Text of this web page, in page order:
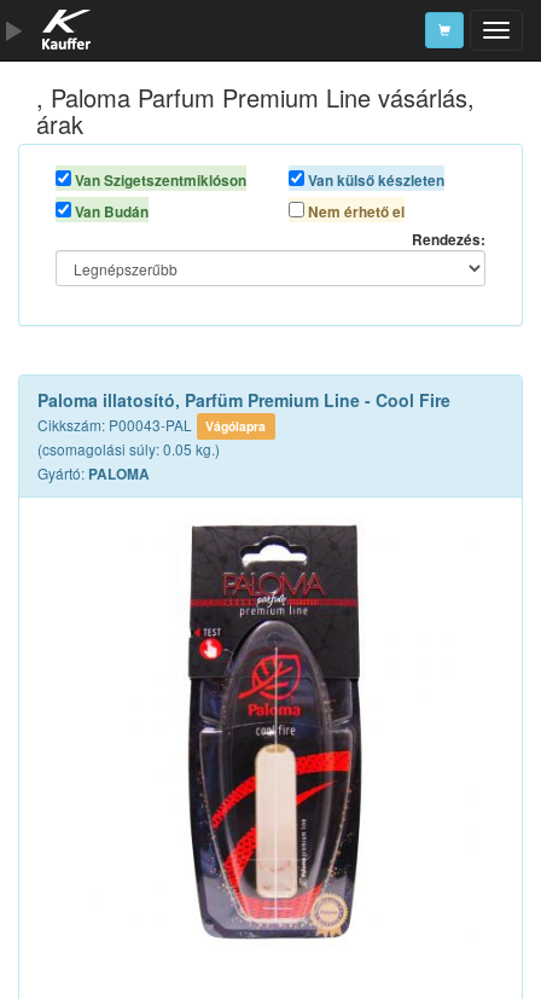
Szerszámkatalógus
Kosár
Alkatrészek
, Paloma Parfum Premium Line vásárlás,
árak
Van Szigetszentmiklóson
Van Budán
Van külső készleten
Nem érhető el
Rendezés:
Paloma illatosító, Parfüm Premium Line - Cool Fire
Cikkszám: P00043-PAL Vágólapra
(csomagolási súly: 0.05 kg.)
Gyártó: PALOMA